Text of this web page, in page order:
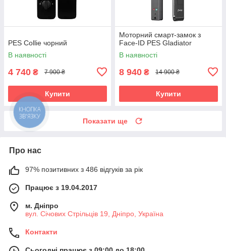
PES Collie чорний
В наявності
4 740 ₴ 7 900 ₴
Купити
Моторний смарт-замок з
Face-ID PES Gladiator
В наявності
8 940 ₴ 14 900 ₴
Купити
Показати ще
Про нас
97% позитивних з 486 відгуків за рік
Працює з 19.04.2017
м. Дніпро
вул. Січових Стрільців 19, Дніпро, Україна
Контакти
КНОПКА
ЗВ'ЯЗКУ